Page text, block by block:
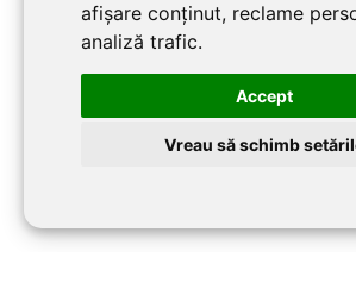
afișare conținut, reclame
analiză trafic.
Accept
Vreau să schimb
ADRESA
jud. Prahova, Localitate Măneciu-